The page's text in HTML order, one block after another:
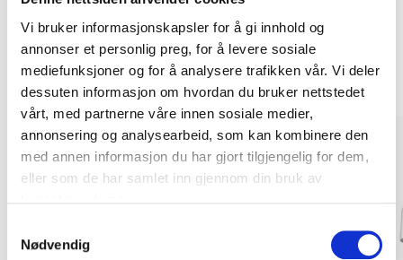
Vi bruker informasjonskapsler for å gi innhold og
annonser et personlig preg, for å levere sosiale
mediefunksjoner og for å analysere trafikken vår. Vi deler
dessuten informasjon om hvordan du bruker nettstedet
vårt, med partnerne våre innen sosiale medier,
annonsering og analysearbeid, som kan kombinere den
med annen informasjon du har gjort tilgjengelig for dem,
eller som de har samlet inn gjennom din bruk av
Nødvendig
Andre kunder har også kjøpt